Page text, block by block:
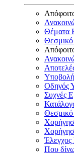
Θέματα
Υποβολή
Οδηγός
Συχνές
Θεσμικό
Έλεγχος
Που